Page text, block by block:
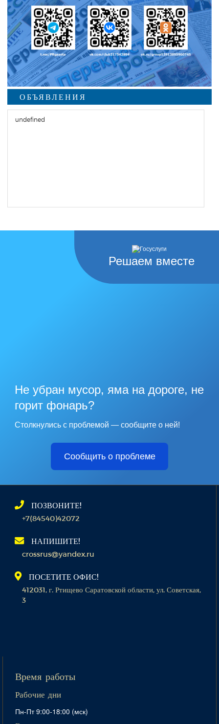
ОБЪЯВЛЕНИЯ
undefined
Решаем вместе
Не убран мусор, яма на дороге, не
горит фонарь?
Столкнулись с проблемой — сообщите о ней!
Сообщить о проблеме
ПОЗВОНИТЕ!
+7(84540)42072
НАПИШИТЕ!
crossrus@yandex.ru
ПОСЕТИТЕ ОФИС!
412031, г. Ртищево Саратовской области, ул. Советская,
3
Время работы
Рабочие дни
Пн-Пт 9:00-18:00 (мск)